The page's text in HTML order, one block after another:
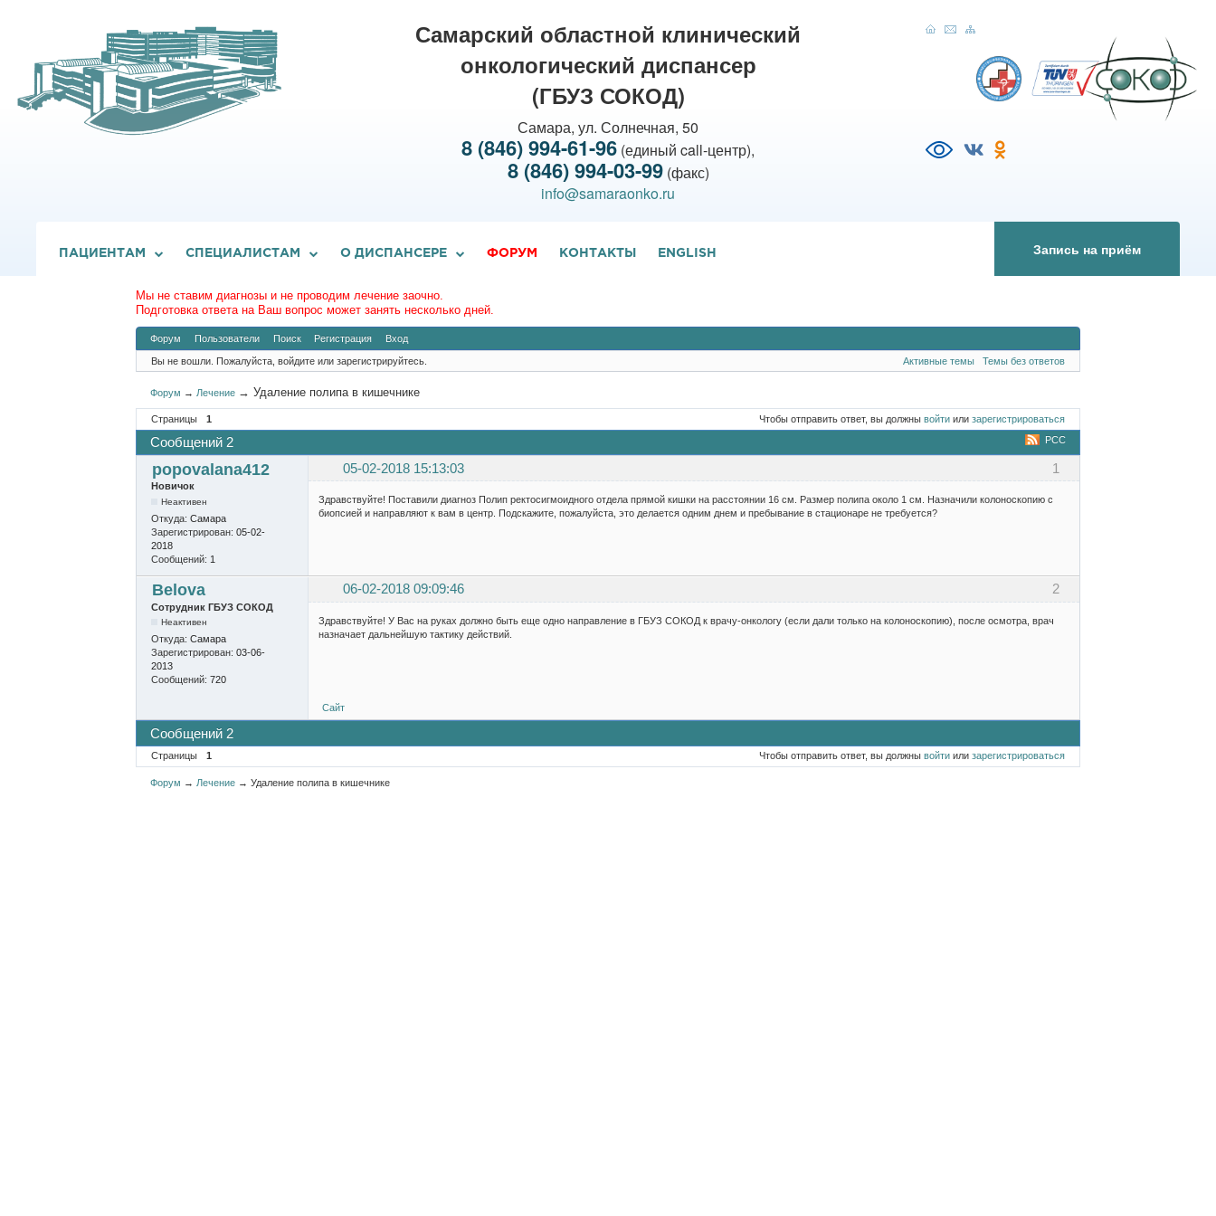
Самарский областной клинический
онкологический диспансер
(ГБУЗ СОКОД)
Самара, ул. Солнечная, 50
8 (846) 994-61-96 (единый call-центр),
8 (846) 994-03-99(факс)
info@samaraonko.ru
ПАЦИЕНТАМ СПЕЦИАЛИСТАМ О ДИСПАНСЕРЕ ФОРУМ КОНТАКТЫ ENGLISH Запись на приём
Мы не ставим диагнозы и не проводим лечение заочно.
Подготовка ответа на Ваш вопрос может занять несколько дней.
Форум Пользователи Поиск Регистрация Вход
Вы не вошли. Пожалуйста, войдите или зарегистрируйтесь. Активные темы Темы без ответов
Форум → Лечение →Удаление полипа в кишечнике
Страницы 1 Чтобы отправить ответ, вы должнывойти илизарегистрироваться
РСС
Сообщений 2
1
popovalana412 05-02-2018 15:13:03
Новичок
Неактивен
Откуда: Самара
Зарегистрирован: 05-02-
2018
Сообщений: 1
Здравствуйте! Поставили диагноз Полип ректосигмоидного отдела прямой кишки на расстоянии 16 см. Размер полипа около 1 см. Назначили колоноскопию с
биопсией и направляют к вам в центр. Подскажите, пожалуйста, это делается одним днем и пребывание в стационаре не требуется?
2
Belova 06-02-2018 09:09:46
Сотрудник ГБУЗ СОКОД
Неактивен
Откуда: Самара
Зарегистрирован: 03-06-
2013
Сообщений: 720
Здравствуйте! У Вас на руках должно быть еще одно направление в ГБУЗ СОКОД к врачу-онкологу (если дали только на колоноскопию), после осмотра, врач
назначает дальнейшую тактику действий.
Сайт
Сообщений 2
Страницы 1 Чтобы отправить ответ, вы должнывойти илизарегистрироваться
Форум → Лечение →Удаление полипа в кишечнике